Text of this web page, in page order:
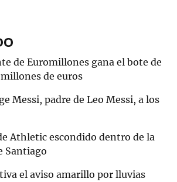
de Euromillones gana el bote de
millones de euros
Messi, padre de Leo Messi, a los
Athletic escondido dentro de la
Santiago
el aviso amarillo por lluvias